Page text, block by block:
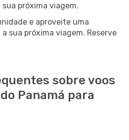
próxima viagem.
e aproveite uma
sua próxima viagem. Reserve
sobre voos
Panamá para